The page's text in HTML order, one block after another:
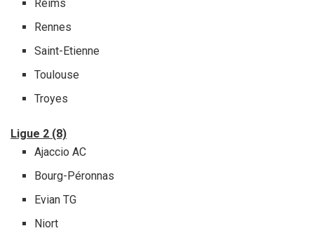
Reims
Rennes
Saint-Etienne
Toulouse
Troyes
Ligue 2 (8)
Ajaccio AC
Bourg-Péronnas
Evian TG
Niort